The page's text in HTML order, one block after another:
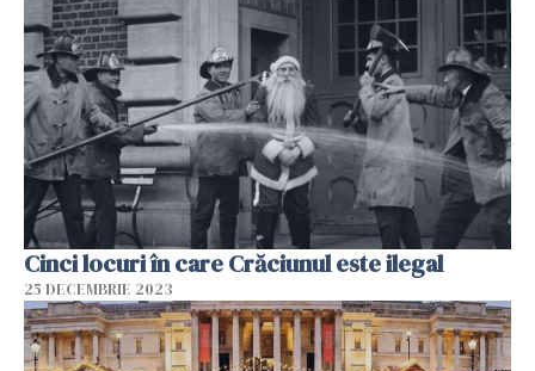
Cinci locuri în care Crăciunul este ilegal
25 DECEMBRIE 2023